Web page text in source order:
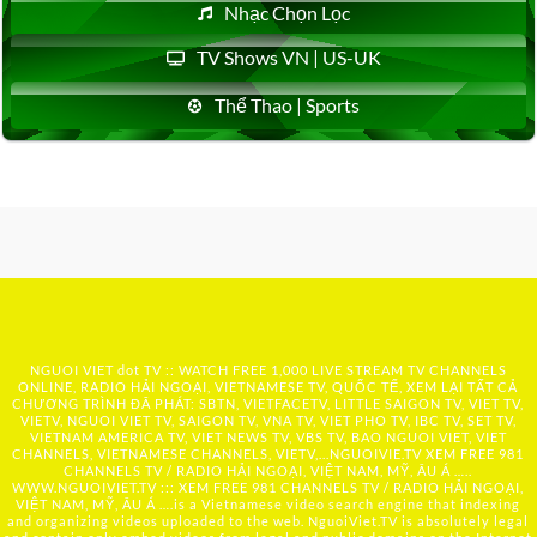
Nhạc Chọn Lọc
TV Shows VN | US-UK
Thể Thao | Sports
NGUOI VIET dot TV :: WATCH FREE 1,000 LIVE STREAM TV CHANNELS
ONLINE, RADIO HẢI NGOẠI, VIETNAMESE TV, QUỐC TẾ, XEM LẠI TẤT CẢ
CHƯƠNG TRÌNH ĐÃ PHÁT: SBTN, VIETFACETV, LITTLE SAIGON TV, VIET TV,
VIETV, NGUOI VIET TV, SAIGON TV, VNA TV, VIET PHO TV, IBC TV, SET TV,
VIETNAM AMERICA TV, VIET NEWS TV, VBS TV, BAO NGUOI VIET, VIET
CHANNELS, VIETNAMESE CHANNELS, VIETV,... NGUOIVIE.TV XEM FREE 981
CHANNELS TV / RADIO HẢI NGOẠI, VIỆT NAM, MỸ, ÂU Á …..
WWW.NGUOIVIET.TV ::: XEM FREE 981 CHANNELS TV / RADIO HẢI NGOẠI,
VIỆT NAM, MỸ, ÂU Á ….is a Vietnamese video search engine that indexing
and organizing videos uploaded to the web. NguoiViet.TV is absolutely legal